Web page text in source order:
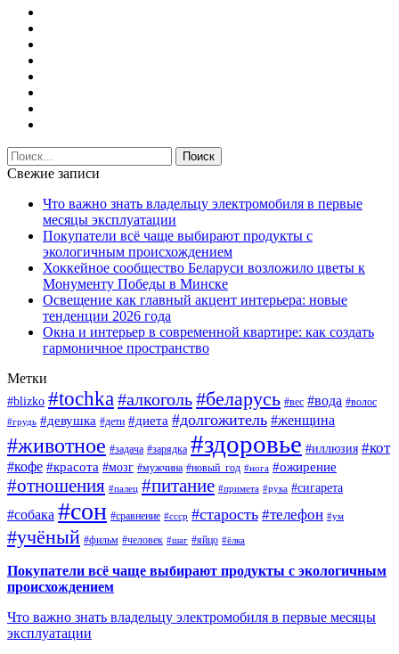
Свежие записи
Что важно знать владельцу электромобиля в первые
месяцы эксплуатации
Покупатели всё чаще выбирают продукты с
экологичным происхождением
Хоккейное сообщество Беларуси возложило цветы к
Монументу Победы в Минске
Освещение как главный акцент интерьера: новые
тенденции 2026 года
Окна и интерьер в современной квартире: как создать
гармоничное пространство
Метки
#blizko #tochka #алкоголь#беларусь #вес #вода #волос
#грудь #девушка #дети #диета #долгожитель #женщина
#животное #задача #зарядка #здоровье #иллюзия #кот
#кофе #красота #мозг #мужчина #новый_год #нога #ожирение
#отношения #палец #питание #примета #рука #сигарета
#собака #сон #сравнение #ссср #старость #телефон #ум
#учёный #фильм #человек #шаг #яйцо #ёлка
Покупатели всё чаще выбирают продукты с экологичным
происхождением
Что важно знать владельцу электромобиля в первые месяцы
эксплуатации